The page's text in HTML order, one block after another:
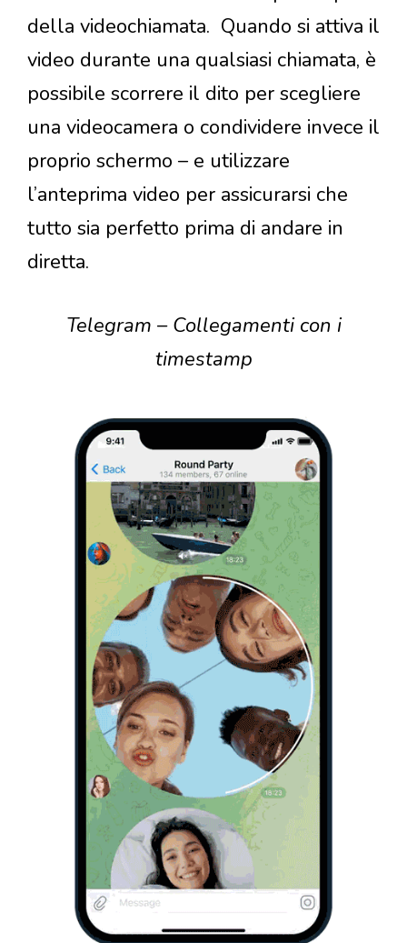
della videochiamata. Quando si attiva il
video durante una qualsiasi chiamata, è
possibile scorrere il dito per scegliere
una videocamera o condividere invece il
proprio schermo – e utilizzare
l’anteprima video per assicurarsi che
tutto sia perfetto prima di andare in
diretta.
Telegram – Collegamenti con i
timestamp